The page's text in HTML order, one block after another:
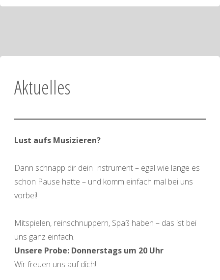
Aktuelles
Lust aufs Musizieren?
Dann schnapp dir dein Instrument – egal wie lange es
schon Pause hatte – und komm einfach mal bei uns
vorbei!
Mitspielen, reinschnuppern, Spaß haben – das ist bei
uns ganz einfach.
Unsere Probe: Donnerstags um 20 Uhr
Wir freuen uns auf dich!